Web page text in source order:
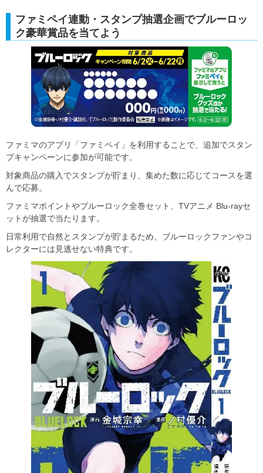
ファミペイ連動・スタンプ抽選企画でブルーロッ
ク豪華賞品を当てよう
ファミマのアプリ「ファミペイ」を利用することで、追加でスタン
プキャンペーンに参加が可能です。
対象商品の購入でスタンプが貯まり、集めた数に応じてコースを選
んで応募。
ファミマポイントやブルーロック全巻セット、TVアニメ Blu-rayセ
ットが抽選で当たります。
日常利用で自然とスタンプが貯まるため、ブルーロックファンやコ
レクターには見逃せない特典です。